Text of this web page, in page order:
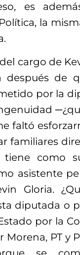
es
la
cargo de
después de
por la
faltó
familiares
tiene como
asistente
Gloria.
diputada o
por la
PT y